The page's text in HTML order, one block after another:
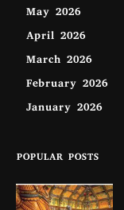
May 2026
April 2026
March 2026
February 2026
January 2026
POPULAR POSTS